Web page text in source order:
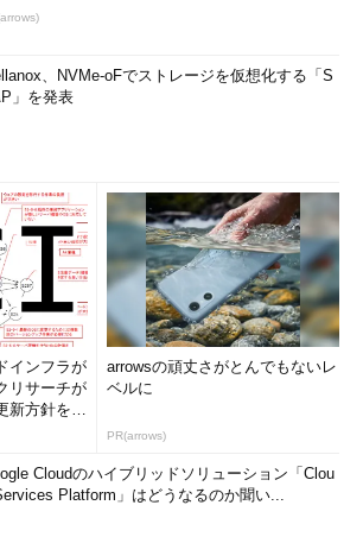
、NVMe-oFでストレージを仮想化する「S
」を発表
インフラが
リサーチが
新方針を調
arrowsの頑丈さがとんでもないレ
ベルに
PR(arrows)
Cloudのハイブリッドソリューション「Clou
Platform」はどうなるのか聞い...